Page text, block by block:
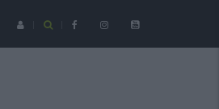
- Su mesi de agustu at a incumentzai cun